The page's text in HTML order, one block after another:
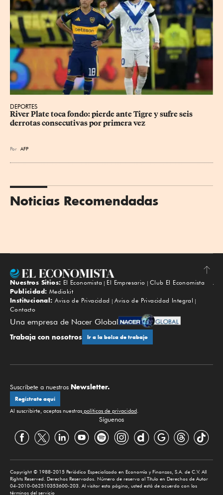
DEPORTES
River Plate toca fondo: pierde ante Tigre y sufre seis
derrotas consecutivas por primera vez
Por AFP
Noticias Recomendadas
Subir
Nuestros Sitios: El Economista El Empresario
Club El Economista
Publicidad: Mediakit
Institucional: Aviso de Privacidad
Aviso de Privacidad Integral
Contacto
Una empresa de Nacer Global
Trabaja con nosotros Ir a la bolsa de trabajo
Suscríbete a nuestros Newsletter.
Regístrate aquí
Al suscribirte, aceptas nuestras políticas de privacidad.
Síguenos
Copyright © 1988-2015 Periódico Especializado en Economía y Finanzas, S.A. de C.V. All
Rights Reserved. Derechos Reservados. Número de reserva al Título en Derechos de Autor
04-2010-062510353600-203. Al visitar esta página, usted está de acuerdo con los
términos del servicio